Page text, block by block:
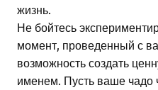
жизнь.
Не бойтесь
момент, проведенный с
возможность создать
именем. Пусть ваше чадо